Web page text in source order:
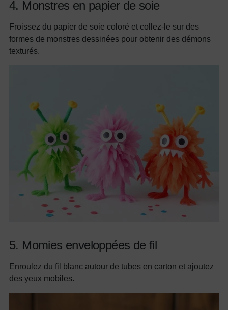
4. Monstres en papier de soie
Froissez du papier de soie coloré et collez-le sur des
formes de monstres dessinées pour obtenir des démons
texturés.
5. Momies enveloppées de fil
Enroulez du fil blanc autour de tubes en carton et ajoutez
des yeux mobiles.